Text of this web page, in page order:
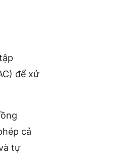
để xử
cả
tự